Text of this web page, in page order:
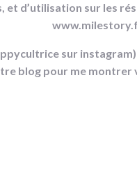
et d’utilisation sur les
sur
blog pour me montrer